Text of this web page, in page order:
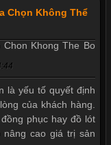
Chọn Không Thể
là yếu tố quyết định
của khách hàng.
phục hay đồ lót
cao giá trị sản